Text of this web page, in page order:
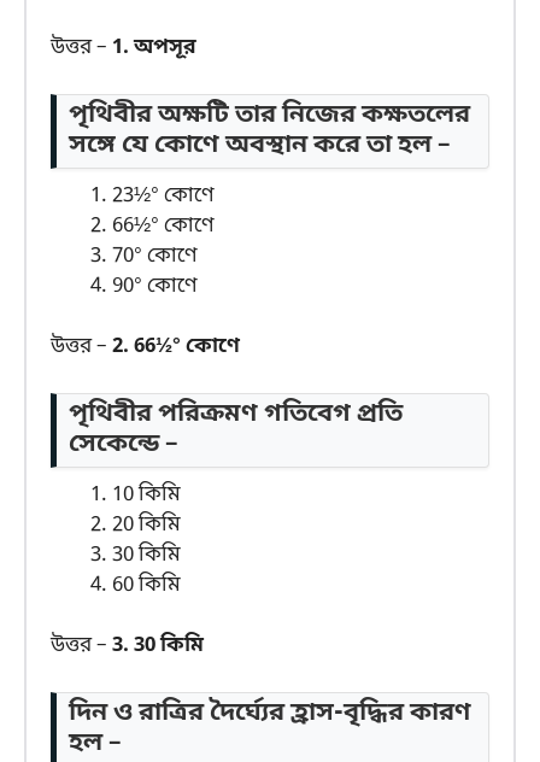
উত্তর – 1. অপসূর
পৃথিবীর অক্ষটি তার নিজের কক্ষতলের
সঙ্গে যে কোণে অবস্থান করে তা হল –
23½° কোণে
66½° কোণে
70° কোণে
90° কোণে
উত্তর – 2. 66½° কোণে
পৃথিবীর পরিক্রমণ গতিবেগ প্রতি
সেকেন্ডে –
10 কিমি
20 কিমি
30 কিমি
60 কিমি
উত্তর – 3. 30 কিমি
দিন ও রাত্রির দৈর্ঘ্যের হ্রাস-বৃদ্ধির কারণ
হল –